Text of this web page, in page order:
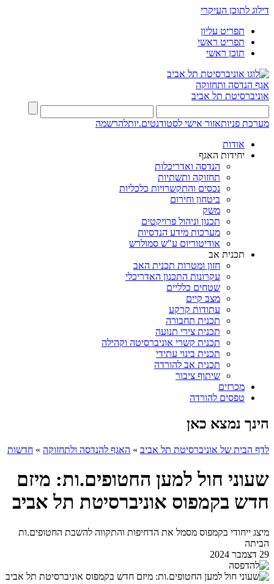
דילוג לתוכן העיקרי
תפריט עליון
תפריט ראשי
תוכן ראשי
אגף הנדסה ותחזוקה
אוניברסיטת תל אביב
מערכת פניותאזור אישי לסטודנטים.יותלהרשמה
אודות
יחידות האגף
הנדסה ואדריכלות
תחזוקה ותשתיות
נכסים והתקשרויות כלכליות
ביטחון וחירום
משק
תכנון וניהול פרויקטים
מערכות מידע הנדסיות
אודיטוריום ע"ש סמולרש
תכנית אב
חזון ומטרות תכנית האב
עקרונות התכנון האדריכלי
שטחים כלליים
מצב קיים
עתודות קרקע
תכנית תחבורה
תכנית צירי תנועה
תכנית קשרי אוניברסיטה וקהילה
תכנית בינוי עתידי
תכנית אב להורדה
שיתוף ציבור
מכרזים
טפסים להורדה
הינך נמצא כאן
לדף הבית של אוניברסיטת תל אביב » האגף להנדסה ולתחזוקה » חדשות
שעוני חול למען החטופים.ות: מיזם
חדש בקמפוס אוניברסיטת תל אביב
מיצג ייחודי בקמפוס מסמל את הדחיפות והתקווה להשבת החטופים.ות
הביתה
29 דצמבר 2024